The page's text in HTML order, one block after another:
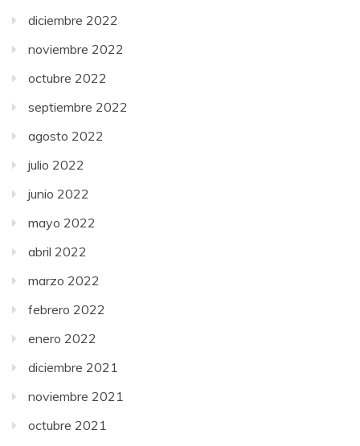
diciembre 2022
noviembre 2022
octubre 2022
septiembre 2022
agosto 2022
julio 2022
junio 2022
mayo 2022
abril 2022
marzo 2022
febrero 2022
enero 2022
diciembre 2021
noviembre 2021
octubre 2021